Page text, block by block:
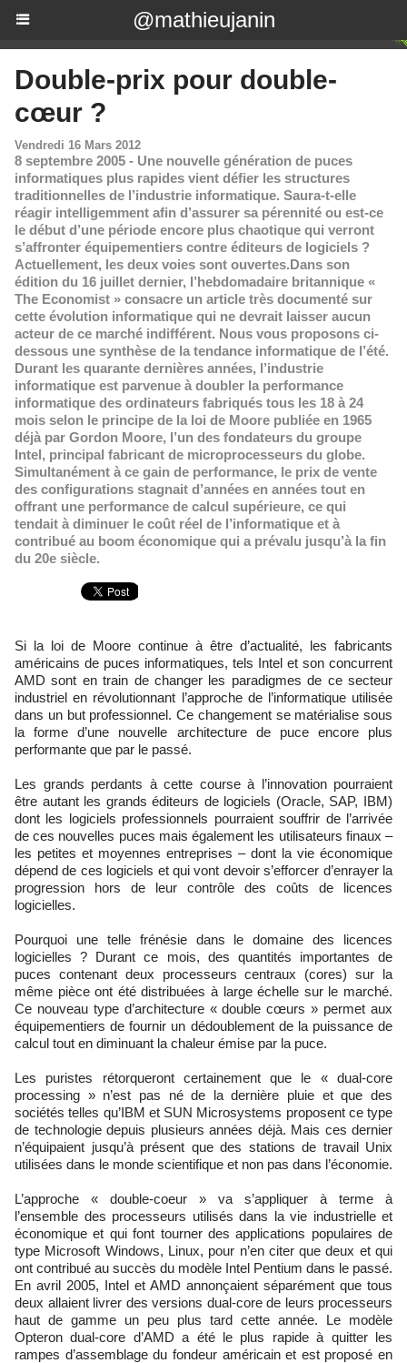
@mathieujanin
Double-prix pour double-
cœur ?
Vendredi 16 Mars 2012
8 septembre 2005 - Une nouvelle génération de puces
informatiques plus rapides vient défier les structures
traditionnelles de l’industrie informatique. Saura-t-elle
réagir intelligemment afin d’assurer sa pérennité ou est-ce
le début d’une période encore plus chaotique qui verront
s’affronter équipementiers contre éditeurs de logiciels ?
Actuellement, les deux voies sont ouvertes.Dans son
édition du 16 juillet dernier, l’hebdomadaire britannique «
The Economist » consacre un article très documenté sur
cette évolution informatique qui ne devrait laisser aucun
acteur de ce marché indifférent. Nous vous proposons ci-
dessous une synthèse de la tendance informatique de l’été.
Durant les quarante dernières années, l’industrie
informatique est parvenue à doubler la performance
informatique des ordinateurs fabriqués tous les 18 à 24
mois selon le principe de la loi de Moore publiée en 1965
déjà par Gordon Moore, l’un des fondateurs du groupe
Intel, principal fabricant de microprocesseurs du globe.
Simultanément à ce gain de performance, le prix de vente
des configurations stagnait d’années en années tout en
offrant une performance de calcul supérieure, ce qui
tendait à diminuer le coût réel de l’informatique et à
contribué au boom économique qui a prévalu jusqu’à la fin
du 20e siècle.
Si la loi de Moore continue à être d’actualité, les fabricants
américains de puces informatiques, tels Intel et son concurrent
AMD sont en train de changer les paradigmes de ce secteur
industriel en révolutionnant l’approche de l’informatique utilisée
dans un but professionnel. Ce changement se matérialise sous
la forme d’une nouvelle architecture de puce encore plus
performante que par le passé.
Les grands perdants à cette course à l’innovation pourraient
être autant les grands éditeurs de logiciels (Oracle, SAP, IBM)
dont les logiciels professionnels pourraient souffrir de l’arrivée
de ces nouvelles puces mais également les utilisateurs finaux –
les petites et moyennes entreprises – dont la vie économique
dépend de ces logiciels et qui vont devoir s’efforcer d’enrayer la
progression hors de leur contrôle des coûts de licences
logicielles.
Pourquoi une telle frénésie dans le domaine des licences
logicielles ? Durant ce mois, des quantités importantes de
puces contenant deux processeurs centraux (cores) sur la
même pièce ont été distribuées à large échelle sur le marché.
Ce nouveau type d’architecture « double cœurs » permet aux
équipementiers de fournir un dédoublement de la puissance de
calcul tout en diminuant la chaleur émise par la puce.
Les puristes rétorqueront certainement que le « dual-core
processing » n’est pas né de la dernière pluie et que des
sociétés telles qu’IBM et SUN Microsystems proposent ce type
de technologie depuis plusieurs années déjà. Mais ces dernier
n’équipaient jusqu’à présent que des stations de travail Unix
utilisées dans le monde scientifique et non pas dans l’économie.
L’approche « double-coeur » va s’appliquer à terme à
l’ensemble des processeurs utilisés dans la vie industrielle et
économique et qui font tourner des applications populaires de
type Microsoft Windows, Linux, pour n’en citer que deux et qui
ont contribué au succès du modèle Intel Pentium dans le passé.
En avril 2005, Intel et AMD annonçaient séparément que tous
deux allaient livrer des versions dual-core de leurs processeurs
haut de gamme un peu plus tard cette année. Le modèle
Opteron dual-core d’AMD a été le plus rapide à quitter les
rampes d’assemblage du fondeur américain et est proposé en